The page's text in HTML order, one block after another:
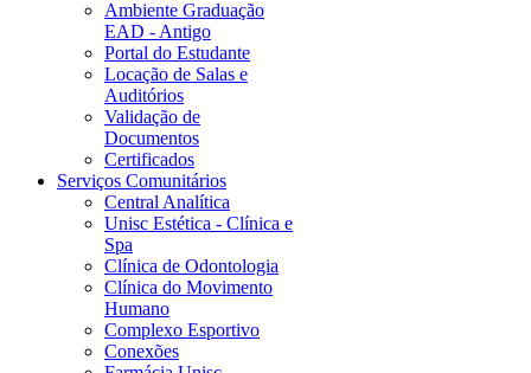
Ambiente Graduação
EAD - Antigo
Portal do Estudante
Locação de Salas e
Auditórios
Validação de
Documentos
Certificados
Serviços Comunitários
Central Analítica
Unisc Estética - Clínica e
Spa
Clínica de Odontologia
Clínica do Movimento
Humano
Complexo Esportivo
Conexões